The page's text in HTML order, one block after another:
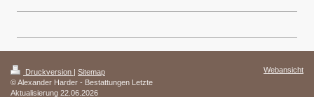
Druckversion
Sitemap
© Alexander Harder - Bestattungen Letzte
Aktualisierung 22.06.2026
Webansicht